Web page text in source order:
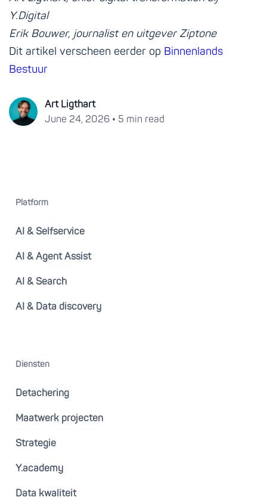
Y.Digital
Erik Bouwer, journalist en uitgever Ziptone
Dit artikel verscheen eerder op Binnenlands
Bestuur
Art Ligthart
June 24, 2026 • 5 min read
Platform
AI & Selfservice
AI & Agent Assist
AI & Search
AI & Data discovery
Diensten
Detachering
Maatwerk projecten
Strategie
Y.academy
Data kwaliteit